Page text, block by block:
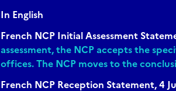
In English
French NCP Initial Assessment
assessment, the NCP accepts the
offices. The NCP moves to the
French NCP Reception Statement, 4